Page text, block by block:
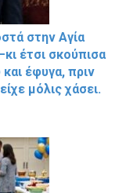
στην Αγία
έτσι σκούπισα
έφυγα, πριν
μόλις χάσει.